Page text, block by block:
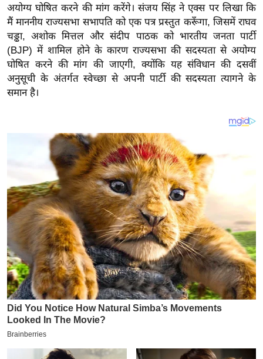
रा
य
ब
ज
ट
खे
P
L
2
2
6
क्रा
इ
म
ई
अयोग्य घोषित करने की मांग करेंगे। संजय सिंह ने एक्स पर लिखा कि
मैं माननीय राज्यसभा सभापति को एक पत्र प्रस्तुत करूँगा, जिसमें राघव
चड्ढा, अशोक मित्तल और संदीप पाठक को भारतीय जनता पार्टी
(BJP) में शामिल होने के कारण राज्यसभा की सदस्यता से अयोग्य
घोषित करने की मांग की जाएगी, क्योंकि यह संविधान की दसवीं
अनुसूची के अंतर्गत स्वेच्छा से अपनी पार्टी की सदस्यता त्यागने के
समान है।